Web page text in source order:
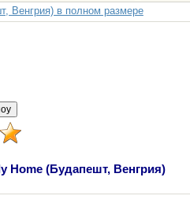
Венгрия) в полном размере
Home (Будапешт, Венгрия)